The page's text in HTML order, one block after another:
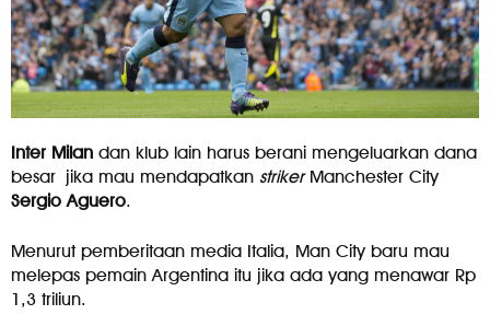
Inter Milan dan klub lain harus berani mengeluarkan dana
besar jika mau mendapatkan strikerManchester City
Sergio Aguero.
Menurut pemberitaan media Italia, Man City baru mau
melepas pemain Argentina itu jika ada yang menawar Rp
1,3 triliun.